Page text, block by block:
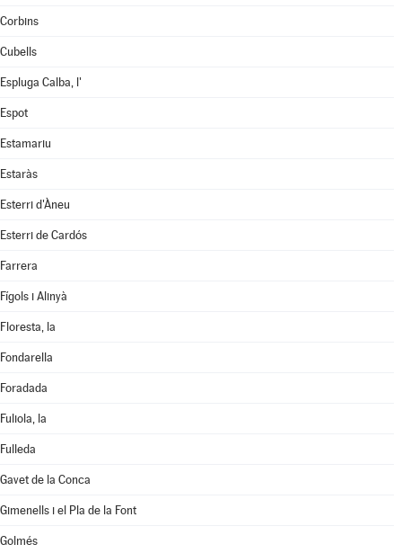
Corbins
Cubells
Espluga Calba, l'
Espot
Estamariu
Estaràs
Esterri d'Àneu
Esterri de Cardós
Farrera
Fígols i Alinyà
Floresta, la
Fondarella
Foradada
Fuliola, la
Fulleda
Gavet de la Conca
Gimenells i el Pla de la Font
Golmés